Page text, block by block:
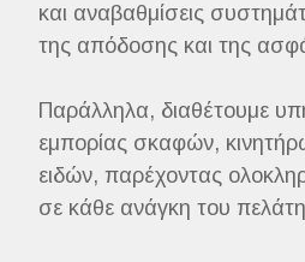
και αναβαθμίσεις
της απόδοσης και της
Παράλληλα, διαθέτουμε
εμπορίας σκαφών,
ειδών, παρέχοντας
σε κάθε ανάγκη του